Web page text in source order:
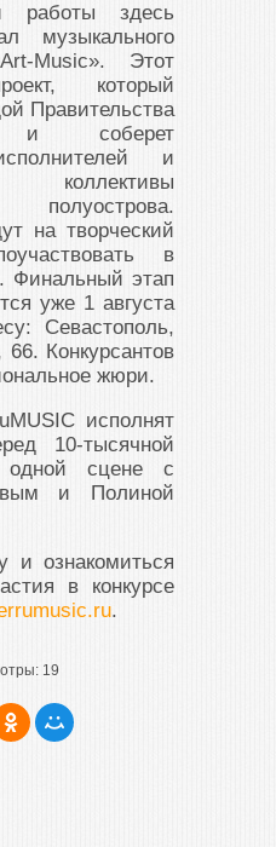
здесь
музыкального
Music». Этот
который
Правительства
и соберет
и
коллективы
на творческий
в
Финальный этап
уже 1 августа
Севастополь,
66. Конкурсантов
жюри.
исполнят
10-тысячной
одной сцене с
и Полиной
и ознакомиться
в конкурсе
.
19